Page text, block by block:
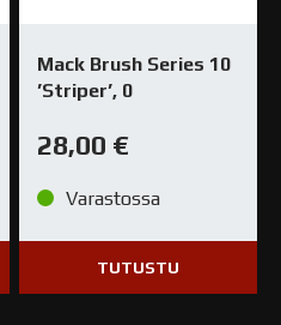
Mack Brush Series 10
’Striper’, 0
28,00 €
Varastossa
TUTUSTU